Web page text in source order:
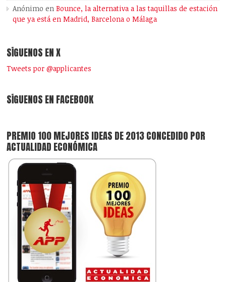
Anónimo enBounce, la alternativa a las taquillas de estación
que ya está en Madrid, Barcelona o Málaga
SÍGUENOS EN X
Tweets por @applicantes
SÍGUENOS EN FACEBOOK
PREMIO 100 MEJORES IDEAS DE 2013 CONCEDIDO POR
ACTUALIDAD ECONÓMICA